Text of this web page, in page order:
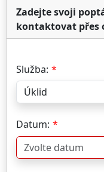
Zadejte svoji
kontaktovat přes
Služba:
Datum: